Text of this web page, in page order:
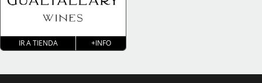
IR A TIENDA +INFO